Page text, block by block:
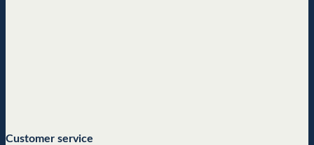
Customer service